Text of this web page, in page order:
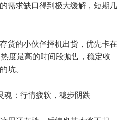
需求缺口得到极大缓解，短期几
货的小伙伴择机出货，优先卡在
度最高的时间段抛售，稳定收
坑。
魂：行情疲软，稳步阴跌